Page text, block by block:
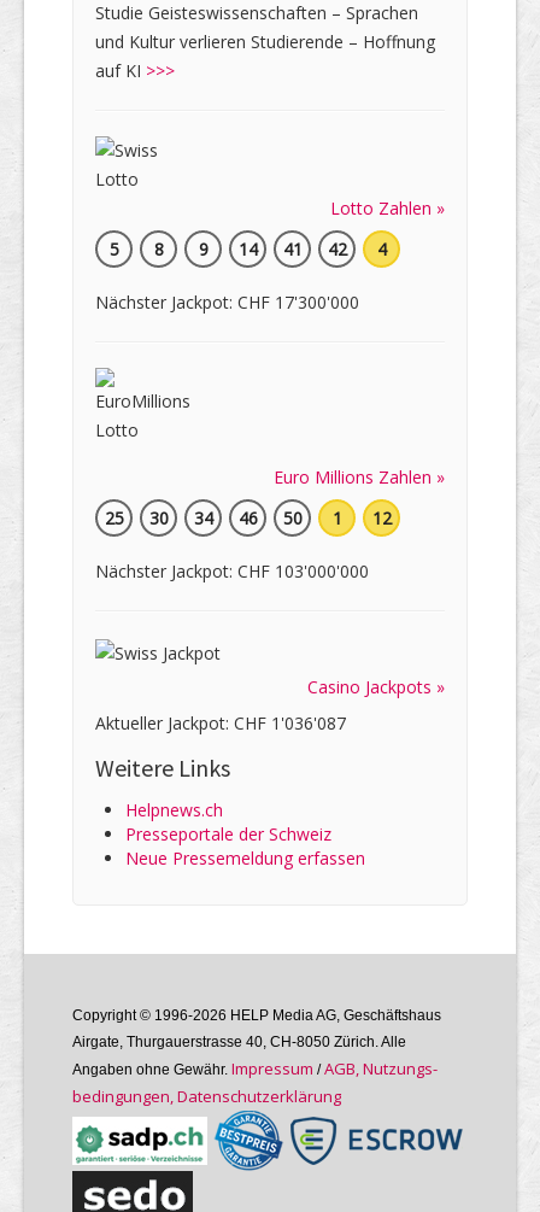
Studie Geisteswissenschaften – Sprachen
und Kultur verlieren Studierende – Hoffnung
auf KI >>>
Lotto Zahlen »
5
8 9 14 41 42 4
Nächster Jackpot: CHF 17'300'000
Euro Millions Zahlen »
25
30 34 46 50 1 12
Nächster Jackpot: CHF 103'000'000
Casino Jackpots »
Aktueller Jackpot: CHF 1'036'087
Weitere Links
Helpnews.ch
Presseportale der Schweiz
Neue Pressemeldung erfassen
Copyright © 1996-2026 HELP Media AG, Geschäftshaus
Airgate, Thurgauer­strasse 40, CH-8050 Zürich. Alle
Angaben ohne Gewähr. Im­pres­sum /AGB, Nutzungs­
bedin­gungen, Daten­schutz­er­klärung